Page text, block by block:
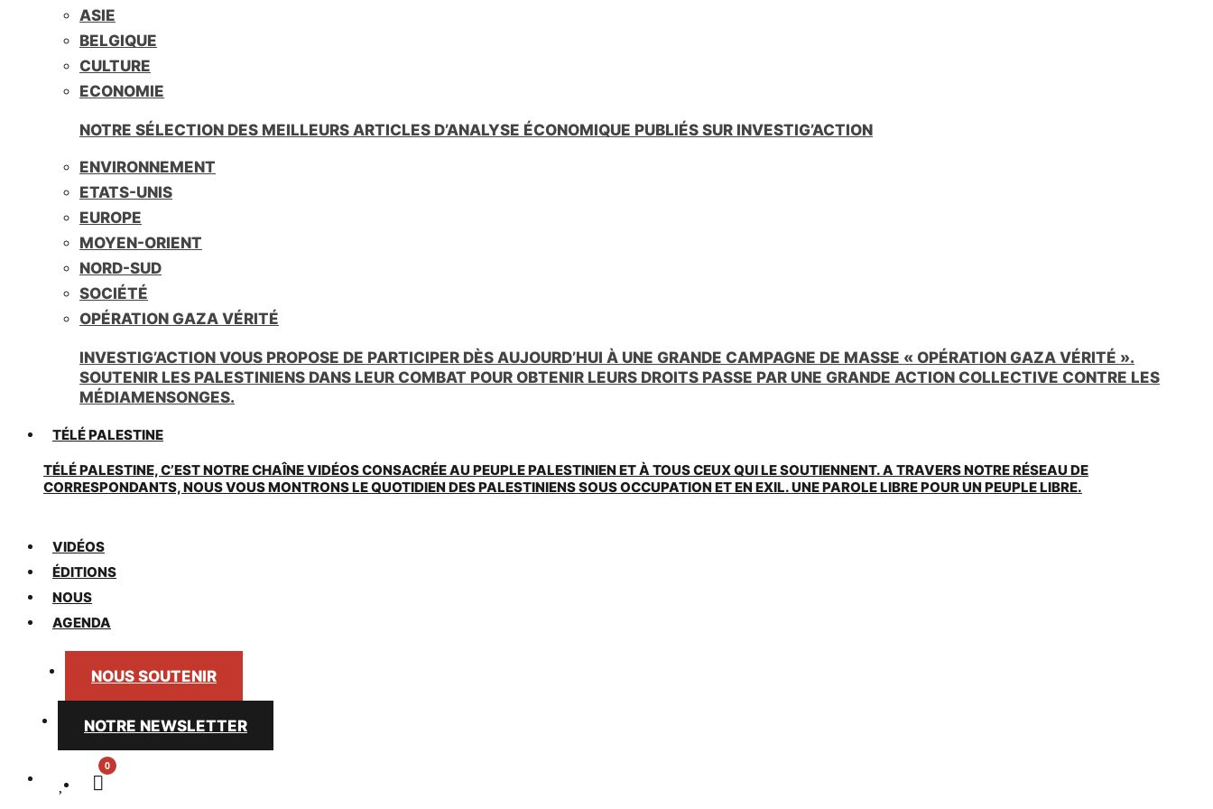
ASIE
BELGIQUE
CULTURE
ECONOMIE
NOTRE SÉLECTION DES MEILLEURS ARTICLES D’ANALYSE ÉCONOMIQUE PUBLIÉS SUR INVESTIG’ACTION
ENVIRONNEMENT
ETATS-UNIS
EUROPE
MOYEN-ORIENT
NORD-SUD
SOCIÉTÉ
OPÉRATION GAZA VÉRITÉ
INVESTIG’ACTION VOUS PROPOSE DE PARTICIPER DÈS AUJOURD’HUI À UNE GRANDE CAMPAGNE DE MASSE « OPÉRATION GAZA VÉRITÉ ».
SOUTENIR LES PALESTINIENS DANS LEUR COMBAT POUR OBTENIR LEURS DROITS PASSE PAR UNE GRANDE ACTION COLLECTIVE CONTRE LES
MÉDIAMENSONGES.
TÉLÉ PALESTINE
TÉLÉ PALESTINE, C’EST NOTRE CHAÎNE VIDÉOS CONSACRÉE AU PEUPLE PALESTINIEN ET À TOUS CEUX QUI LE SOUTIENNENT. A TRAVERS NOTRE RÉSEAU DE
CORRESPONDANTS, NOUS VOUS MONTRONS LE QUOTIDIEN DES PALESTINIENS SOUS OCCUPATION ET EN EXIL. UNE PAROLE LIBRE POUR UN PEUPLE LIBRE.
VIDÉOS
ÉDITIONS
NOUS
AGENDA
NOUS SOUTENIR
NOTRE NEWSLETTER
0